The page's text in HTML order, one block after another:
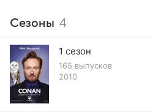
Сезоны 4
1 сезон
165 выпусков
2010